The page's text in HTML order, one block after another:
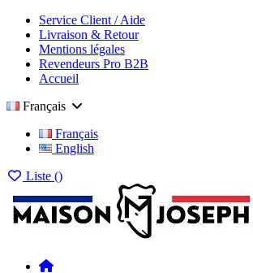
Service Client / Aide
Livraison & Retour
Mentions légales
Revendeurs Pro B2B
Accueil
Français
Français
English
Liste ()